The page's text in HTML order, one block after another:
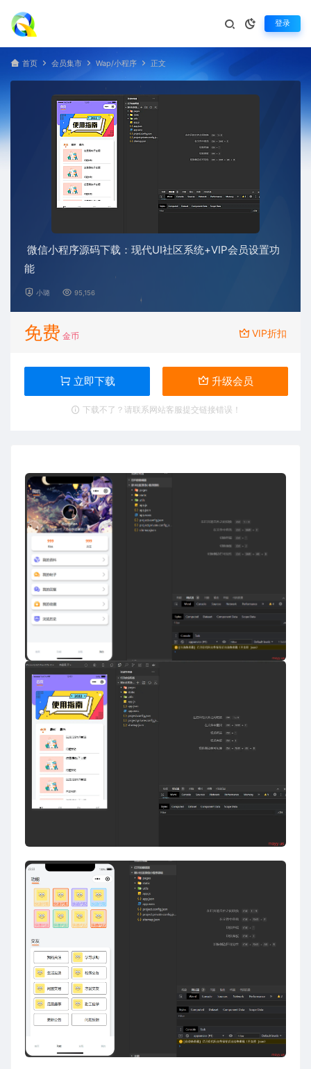
登录
首页 会员集市 Wap/小程序 正文
微信小程序源码下载：现代UI社区系统+VIP会员设置功
能
小璐 95,156
免费 金币 VIP折扣
立即下载 升级会员
下载不了？请联系网站客服提交链接错误！